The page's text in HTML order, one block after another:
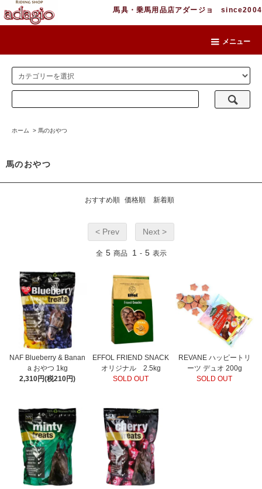
馬具・乗馬用品店アダージョ since2004
メニュー
ホーム > 馬のおやつ
馬のおやつ
おすすめ順 価格順 新着順
< Prev Next >
全 5 商品 1 - 5 表示
NAF Blueberry & Banan
a おやつ 1kg
2,310円(税210円)
EFFOL FRIEND SNACK
オリジナル 2.5kg
SOLD OUT
REVANE ハッピートリ
ーツ デュオ 200g
SOLD OUT